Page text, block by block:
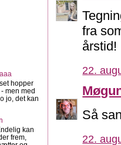
fra
årstid!
22.
Så
22.
hopper
men med
jo, det kan
kan
frem,